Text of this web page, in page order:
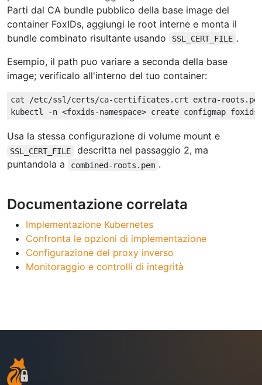
Parti dal CA bundle pubblico della base image del
container FoxIDs, aggiungi le root interne e monta il
bundle combinato risultante usando
SSL_CERT_FILE .
Esempio, il path puo variare a seconda della base
image; verificalo all'interno del tuo container:
cat /etc/ssl/certs/ca-certificates.crt extra-roots.pem
Usa la stessa configurazione di volume mount e
SSL_CERT_FILE
descritta nel passaggio 2, ma
puntandola a
combined-roots.pem .
Documentazione correlata
Implementazione Kubernetes
Confronta le opzioni di implementazione
Configurazione del proxy inverso
Monitoraggio e controlli di integrità